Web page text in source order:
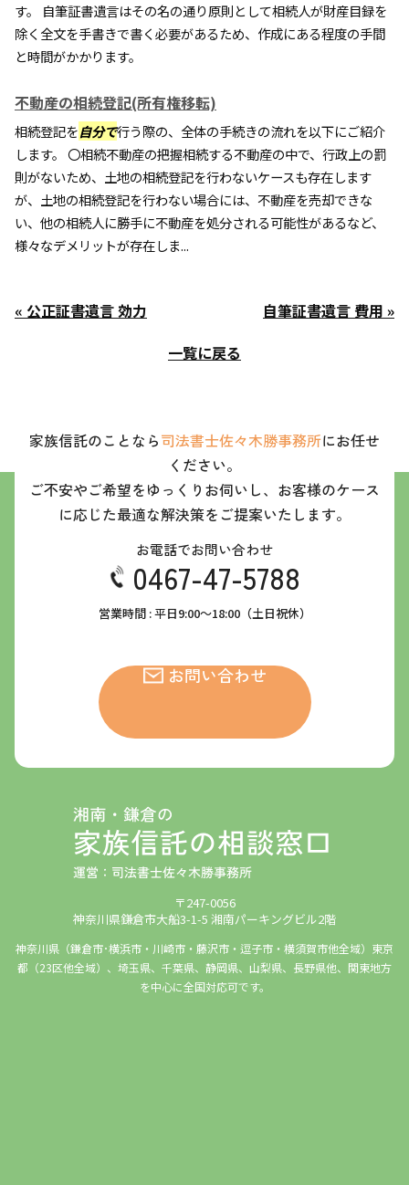
す。 自筆証書遺言はその名の通り原則として相続人が財産目録を
除く全文を手書きで書く必要があるため、作成にある程度の手間
と時間がかかります。
不動産の相続登記(所有権移転)
相続登記を自分で行う際の、全体の手続きの流れを以下にご紹介
します。 〇相続不動産の把握相続する不動産の中で、行政上の罰
則がないため、土地の相続登記を行わないケースも存在します
が、土地の相続登記を行わない場合には、不動産を売却できな
い、他の相続人に勝手に不動産を処分される可能性があるなど、
様々なデメリットが存在しま...
« 公正証書遺言 効力
自筆証書遺言 費用 »
一覧に戻る
家族信託のことなら司法書士佐々木勝事務所にお任せ
ください。
ご不安やご希望をゆっくりお伺いし、お客様のケース
に応じた最適な解決策をご提案いたします。
お電話でお問い合わせ
0467-47-5788
営業時間 : 平日9:00～18:00（土日祝休）
お問い合わせ
〒247-0056
神奈川県鎌倉市大船3-1-5 湘南パーキングビル2階
神奈川県（鎌倉市･横浜市・川崎市・藤沢市・逗子市・横須賀市他全域）東京
都（23区他全域）、埼玉県、千葉県、静岡県、山梨県、長野県他、関東地方
を中心に全国対応可です。